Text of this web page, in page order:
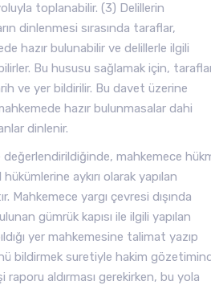
toplanabilir. (3) Delillerin
dinlenmesi sırasında taraflar,
hazır bulunabilir ve delillerle ilgili
Bu hususu sağlamak için,
ve yer bildirilir. Bu davet üzerine
hazır bulunmasalar dahi
dinlenir.
mahkemece
aykırı olarak yapılan
Mahkemece yargı çevresi dışında
gümrük kapısı ile ilgili yapılan
yer mahkemesine talimat yazıp
bildirmek suretiyle hakim
raporu aldırması gerekirken, bu yola